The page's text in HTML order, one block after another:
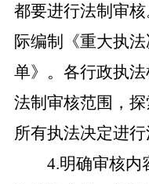
都要进行法制审
际编制《重大执
单》。各行政执
法制审核范围，
所有执法决定进行
4.明确审核内